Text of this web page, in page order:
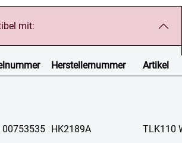
mit:
Herstellernummer Artikel
00753535 HK2189A TLK110